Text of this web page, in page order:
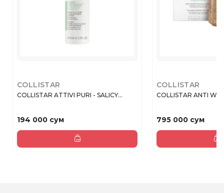
COLLISTAR
COLLISTAR ATTIVI PURI - SALICY...
194 000 сум
COLLISTAR
COLLISTAR ANTI
795 000 сум